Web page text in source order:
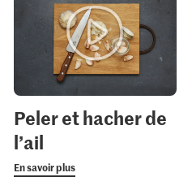
Peler et hacher de
l’ail
En savoir plus